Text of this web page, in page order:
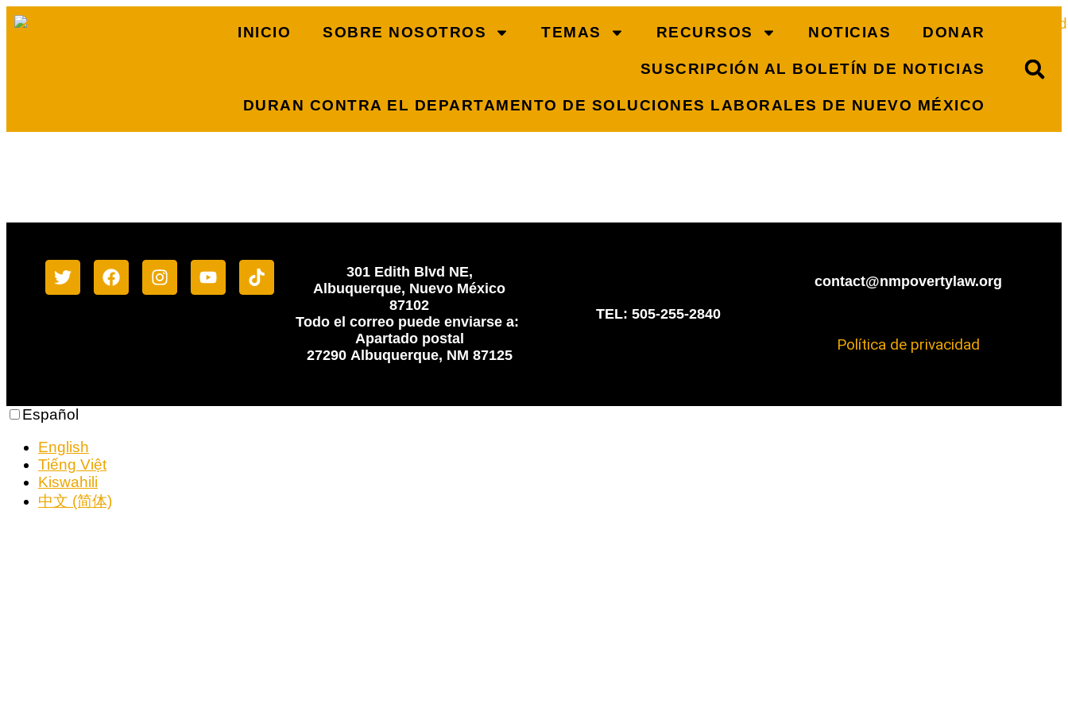
INICIO SOBRE NOSOTROS TEMAS RECURSOS NOTICIAS DONAR
SUSCRIPCIÓN AL BOLETÍN DE NOTICIAS
DURAN CONTRA EL DEPARTAMENTO DE SOLUCIONES LABORALES DE NUEVO MÉXICO
301 Edith Blvd NE,
Albuquerque, Nuevo México
87102
Todo el correo puede enviarse a:
Apartado postal
27290 Albuquerque, NM 87125
TEL: 505-255-2840
contact@nmpovertylaw.org
Política de privacidad
Español
English
Tiếng Việt
Kiswahili
中文 (简体)